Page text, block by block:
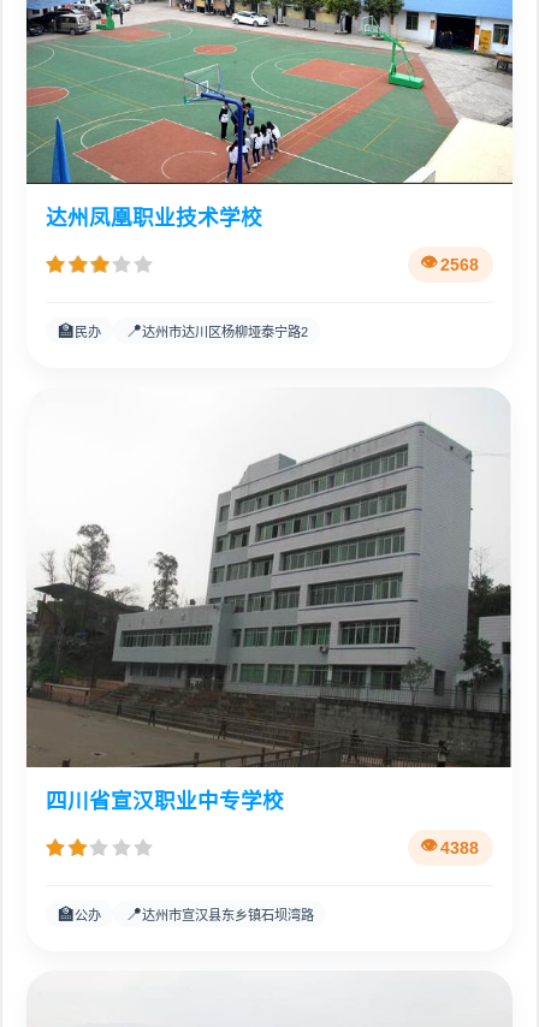
达州凤凰职业技术学校
2568
🏫 民办 📍达州市达川区杨柳垭泰宁路2
四川省宣汉职业中专学校
4388
🏫公办 📍达州市宣汉县东乡镇石坝湾路